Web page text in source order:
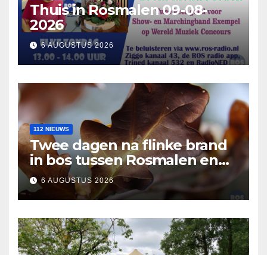
Thuis in Rosmalen 09-08-
2026
6 AUGUSTUS 2026
112 NIEUWS
Twee dagen na flinke brand
in bos tussen Rosmalen en
Nuland
6 AUGUSTUS 2026